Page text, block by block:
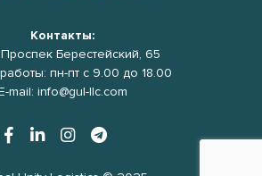
Контакты:
Берестейский, 65
пн-пт с 9.00 до 18.00
mail: info@gul-llc.com